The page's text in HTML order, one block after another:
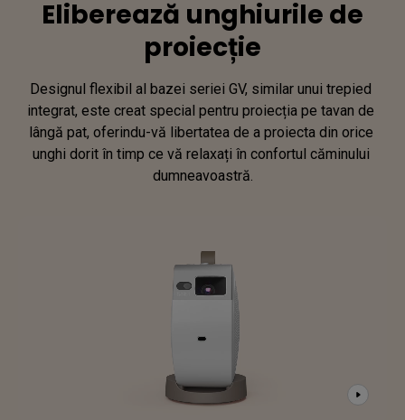
Eliberează unghiurile de
proiecție
Designul flexibil al bazei seriei GV, similar unui trepied
integrat, este creat special pentru proiecția pe tavan de
lângă pat, oferindu-vă libertatea de a proiecta din orice
unghi dorit în timp ce vă relaxați în confortul căminului
dumneavoastră.